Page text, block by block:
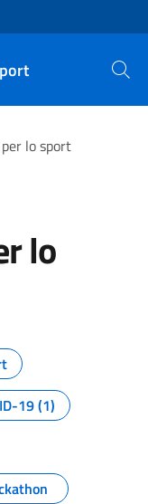
Cerca
lo sport
lo
19 (1)